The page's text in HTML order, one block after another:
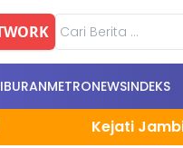
METRONEWSINDEKS
Kejati Jambi